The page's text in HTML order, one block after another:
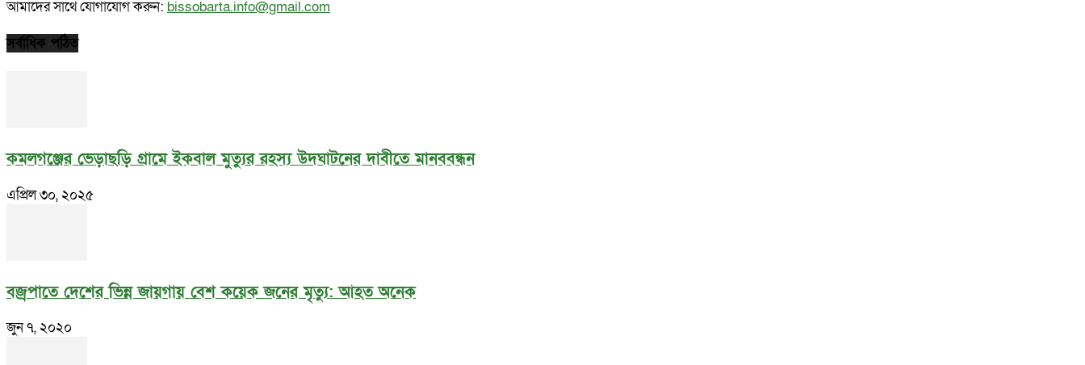
আমাদের সাথে যোগাযোগ করুন: bissobarta.info@gmail.com
সর্বাধিক পঠিত
কমলগঞ্জের ভেড়াছড়ি গ্রামে ইকবাল মুত্যুর রহস্য উদঘাটনের দাবীতে মানববন্ধন
এপ্রিল ৩০, ২০২৫
বজ্রপাতে দেশের ভিন্ন জায়গায় বেশ কয়েক জনের মৃত্যু: আহত অনেক
জুন ৭, ২০২০